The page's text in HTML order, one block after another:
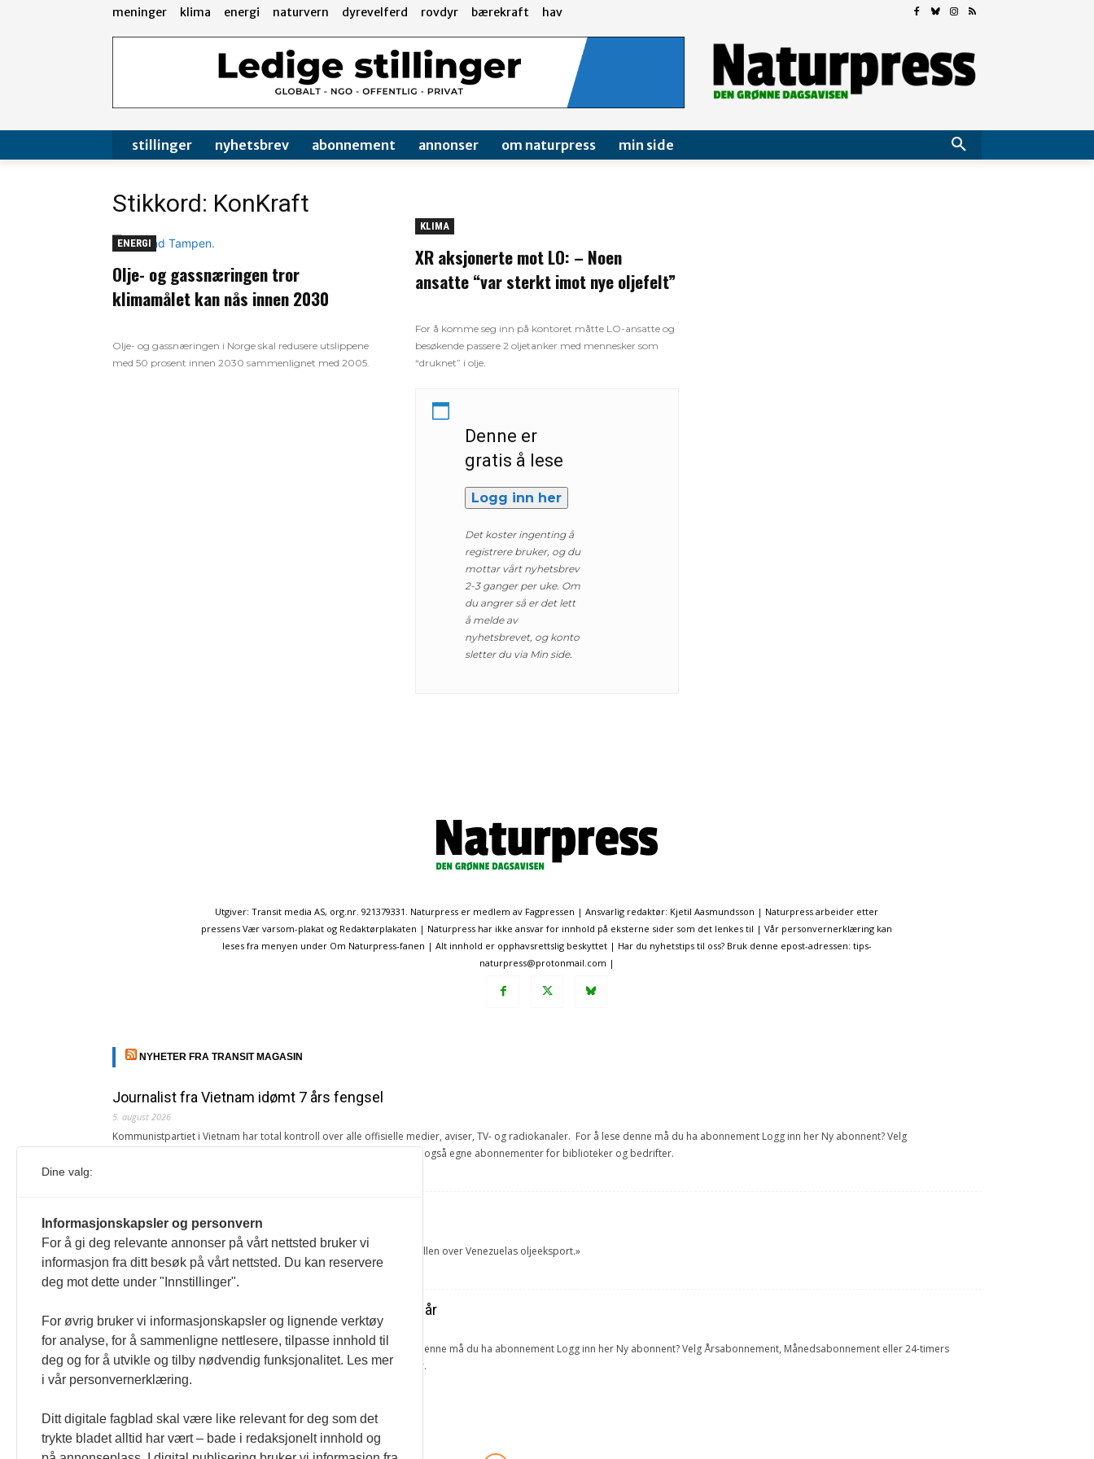
meninger klima energi naturvern dyrevelferd rovdyr bærekraft hav
stillinger nyhetsbrev abonnement annonser om naturpress min side
Stikkord: KonKraft
ENERGI
Olje- og gassnæringen tror
klimamålet kan nås innen 2030
Olje- og gassnæringen i Norge skal redusere utslippene
med 50 prosent innen 2030 sammenlignet med 2005.
KLIMA
XR aksjonerte mot LO: – Noen
ansatte “var sterkt imot nye oljefelt”
For å komme seg inn på kontoret måtte LO-ansatte og
besøkende passere 2 oljetanker med mennesker som
“druknet” i olje.
Denne er
gratis å lese
Logg inn her
Det koster ingenting å
registrere bruker, og du
mottar vårt nyhetsbrev
2-3 ganger per uke. Om
du angrer så er det lett
å melde av
nyhetsbrevet, og konto
sletter du via Min side.
Utgiver: Transit media AS, org.nr. 921379331. Naturpress er medlem av Fagpressen | Ansvarlig redaktør: Kjetil Aasmundsson | Naturpress arbeider etter
pressens Vær varsom-plakat og Redaktørplakaten | Naturpress har ikke ansvar for innhold på eksterne sider som det lenkes til | Vår personvernerklæring kan
leses fra menyen under Om Naturpress-fanen | Alt innhold er opphavsrettslig beskyttet | Har du nyhetstips til oss? Bruk denne epost-adressen: tips-
naturpress@protonmail.com |
NYHETER FRA TRANSIT MAGASIN
Journalist fra Vietnam idømt 7 års fengsel
5. august 2026
Kommunistpartiet i Vietnam har total kontroll over alle offisielle medier, aviser, TV- og radiokanaler. For å lese denne må du ha abonnement Logg inn her Ny abonnent? Velg
Årsabonnement, Månedsabonnement eller 24-timers tilgang. Vi har også egne abonnementer for biblioteker og bedrifter.
4. august 2026
« Etter at Maduro ble tatt til fange i januar 2026, overtok USA kontrollen over Venezuelas oljeeksport.»
Sonia Zapata, jurist
117,8 millioner er på flukt, en nedgang fra forrige år
1. august 2026
Ville ha tilsvart verdens trettende største land i folketall. For å lese denne må du ha abonnement Logg inn her Ny abonnent? Velg Årsabonnement, Månedsabonnement eller 24-timers
tilgang. Vi har også egne abonnementer for biblioteker og bedrifter.
Redaksjonen
Dine valg:
Informasjonskapsler og personvern
For å gi deg relevante annonser på vårt nettsted bruker vi
informasjon fra ditt besøk på vårt nettsted. Du kan reservere
deg mot dette under "Innstillinger".
For øvrig bruker vi informasjonskapsler og lignende verktøy
for analyse, for å sammenligne nettlesere, tilpasse innhold til
deg og for å utvikle og tilby nødvendig funksjonalitet. Les mer
i vår personvernerklæring.
Ditt digitale fagblad skal være like relevant for deg som det
trykte bladet alltid har vært – bade i redaksjonelt innhold og